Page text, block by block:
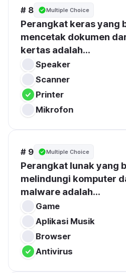
# 8 Multiple Choice
Perangkat keras yang
mencetak dokumen
kertas adalah...
Speaker
Scanner
Printer
Mikrofon
# 9 Multiple Choice
Perangkat lunak yang
melindungi komputer
malware adalah...
Game
Aplikasi Musik
Browser
Antivirus